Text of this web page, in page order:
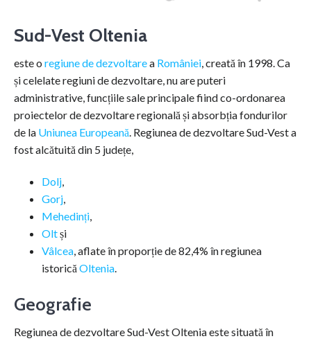
Sud-Vest Oltenia
este o regiune de dezvoltarea României, creată în 1998. Ca
și celelate regiuni de dezvoltare, nu are puteri
administrative, funcțiile sale principale fiind co-ordonarea
proiectelor de dezvoltare regională și absorbția fondurilor
de la Uniunea Europeană. Regiunea de dezvoltare Sud-Vest a
fost alcătuită din 5 județe,
Dolj,
Gorj,
Mehedinți,
Oltși
Vâlcea, aflate în proporție de 82,4% în regiunea
istorică Oltenia.
Geografie
Regiunea de dezvoltare Sud-Vest Oltenia este situată în